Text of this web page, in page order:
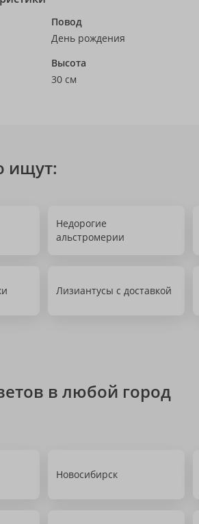
Повод
День рождения
Высота
30 см
ищут:
Недорогие
альстромерии
Лизиантусы с доставкой
в любой город
Новосибирск